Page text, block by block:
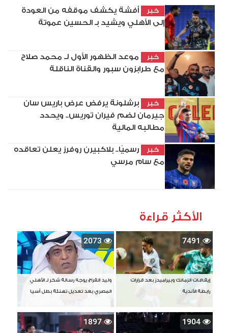
خبر
أفشة يكشف موقفه من العودة
إلى الأهلي ويشيد بـ الحسين عموتة
خبر
موعد الظهور الأول لـ محمد صلاح
مع طرابزون سبور والقناة الناقلة
خبر
برشلونة يرفض عرض باريس سان
جيرمان لضم فيران توريس.. ويحدد
مطالبه المالية
خبر
رسميًا.. بلاكبيرن روفرز يعلن تعاقده
مع سام مرسي
الأكثر قراءة
7491
إيقافات الزمالك وبيراميدز بعد قرارات
رابطة الأندية
2073
وليد الفراج يوجه رسالة شكر لـ الأهلي
المصري بعد تعديل تهنئة بطل آسيا
1904
1897